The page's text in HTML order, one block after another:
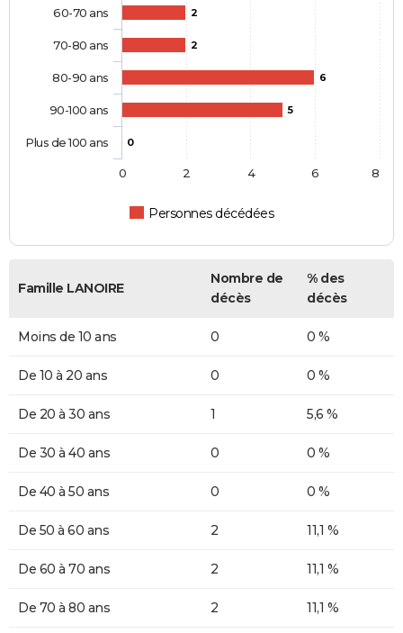
2
2
6
5
0
Personnes décédées
60-70 ans
70-80 ans
80-90 ans
90-100 ans
Plus de 100 ans
0 2 4 6 8
Famille LANOIRE
Nombre de
décès
% des
décès
Moins de 10 ans 0 0 %
De 10 à 20 ans 0 0 %
De 20 à 30 ans 1 5,6 %
De 30 à 40 ans 0 0 %
De 40 à 50 ans 0 0 %
De 50 à 60 ans 2 11,1 %
De 60 à 70 ans 2 11,1 %
De 70 à 80 ans 2 11,1 %